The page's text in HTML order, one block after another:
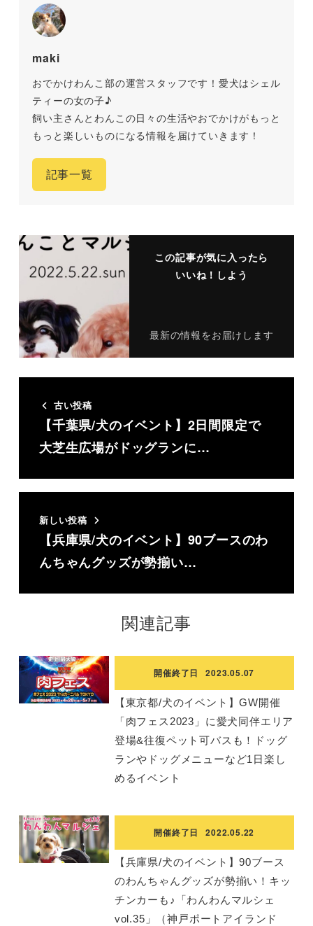
maki
おでかけわんこ部の運営スタッフです！愛犬はシェル
ティーの女の子♪
飼い主さんとわんこの日々の生活やおでかけがもっと
もっと楽しいものになる情報を届けていきます！
記事一覧
この記事が気に入ったら
いいね！しよう
最新の情報をお届けします
古い投稿
【千葉県/犬のイベント】2日間限定で
大芝生広場がドッグランに…
新しい投稿
【兵庫県/犬のイベント】90ブースのわ
んちゃんグッズが勢揃い…
関連記事
開催終了日 2023.05.07
【東京都/犬のイベント】GW開催
「肉フェス2023」に愛犬同伴エリア
登場&往復ペット可バスも！ドッグ
ランやドッグメニューなど1日楽し
めるイベント
開催終了日 2022.05.22
【兵庫県/犬のイベント】90ブース
のわんちゃんグッズが勢揃い！キッ
チンカーも♪「わんわんマルシェ
vol.35」（神戸ポートアイランド